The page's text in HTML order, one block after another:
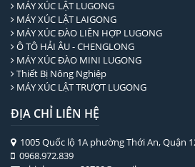
MÁY XÚC LẬT LUGONG
MÁY XÚC LẬT LAIGONG
MÁY XÚC ĐÀO LIÊN HỢP LUGONG
Ô TÔ HẢI ÂU - CHENGLONG
MÁY XÚC ĐÀO MINI LUGONG
Thiết Bị Nông Nghiệp
MÁY XÚC LẬT TRƯỢT LUGONG
ĐỊA CHỈ LIÊN HỆ
1005 Quốc lộ 1A phường Thới An, Quận
0968.972.839